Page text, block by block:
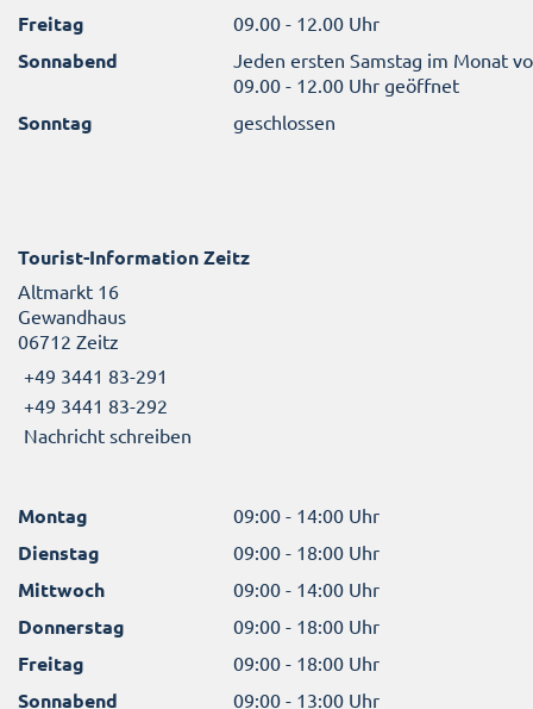
Freitag 09.00 - 12.00 Uhr
Sonnabend
Jeden ersten Samstag im Monat
09.00 - 12.00 Uhr geöffnet
Sonntag geschlossen
Tourist-Information Zeitz
Altmarkt 16
Gewandhaus
06712 Zeitz
+49 3441 83-291
+49 3441 83-292
Nachricht schreiben
Montag 09:00 - 14:00 Uhr
Dienstag 09:00 - 18:00 Uhr
Mittwoch 09:00 - 14:00 Uhr
Donnerstag 09:00 - 18:00 Uhr
Freitag 09:00 - 18:00 Uhr
Sonnabend 09:00 - 13:00 Uhr